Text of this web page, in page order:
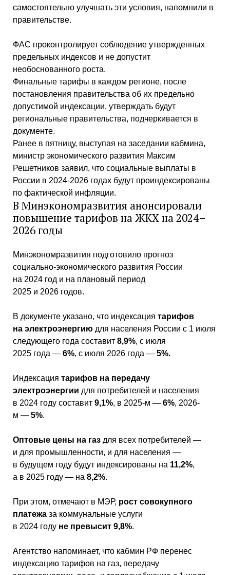
самостоятельно улучшать эти условия, напомнили в
правительстве.
ФАС проконтролирует соблюдение утвержденных
предельных индексов и не допустит
необоснованного роста.
Финальные тарифы в каждом регионе, после
постановления правительства об их предельно
допустимой индексации, утверждать будут
региональные правительства, подчеркивается в
документе.
Ранее в пятницу, выступая на заседании кабмина,
министр экономического развития Максим
Решетников заявил, что социальные выплаты в
России в 2024-2026 годах будут проиндексированы
по фактической инфляции.
В Минэкономразвития анонсировали
повышение тарифов на ЖКХ на 2024–
2026 годы
Минэкономразвития подготовило прогноз
социально-экономического развития России
на 2024 год и на плановый период
2025 и 2026 годов.
В документе указано, что индексация тарифов
на электроэнергию для населения России с 1 июля
следующего года составит 8,9%, с июля
2025 года — 6%, с июля 2026 года — 5%.
Индексация тарифов на передачу
электроэнергии для потребителей и населения
в 2024 году составит 9,1%, в 2025-м — 6%, 2026-
м — 5%.
Оптовые цены на газдля всех потребителей —
и для промышленности, и для населения —
в будущем году будут индексированы на 11,2%,
а в 2025 году — на 8,2%.
При этом, отмечают в МЭР, рост совокупного
платежаза коммунальные услуги
в 2024 году не превысит 9,8%.
Агентство напоминает, что кабмин РФ перенес
индексацию тарифов на газ, передачу